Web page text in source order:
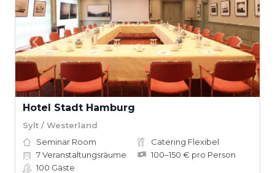
Hotel Stadt Hamburg
Sylt / Westerland
Seminar Room
Catering Flexibel
7Veranstaltungsräume
100–150 € pro Person
100 Gäste